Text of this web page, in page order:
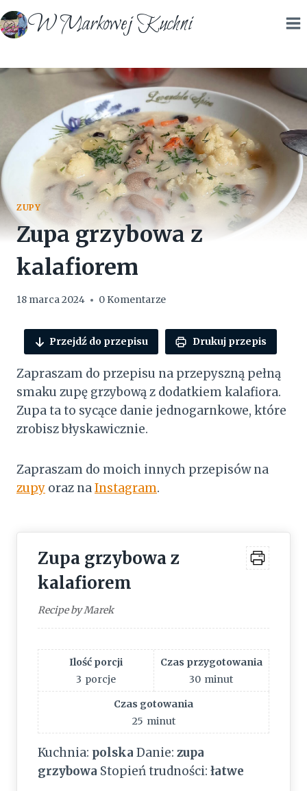
Przejdź
do
W Markowej Kuchni
ZUPY
Zupa grzybowa z
kalafiorem
18 marca 2024 0 Komentarze
Przejdź do przepisu Drukuj przepis
Zapraszam do przepisu na przepyszną pełną
smaku zupę grzybową z dodatkiem kalafiora.
Zupa ta to sycące danie jednogarnkowe, które
zrobisz błyskawicznie.
Zapraszam do moich innych przepisów na
zupy oraz naInstagram.
Zupa grzybowa z
kalafiorem
Recipe by Marek
Ilość porcji
3 porcje
Czas przygotowania
30 minut
Czas gotowania
25 minut
Kuchnia: polska Danie: zupa
grzybowa Stopień trudności: łatwe